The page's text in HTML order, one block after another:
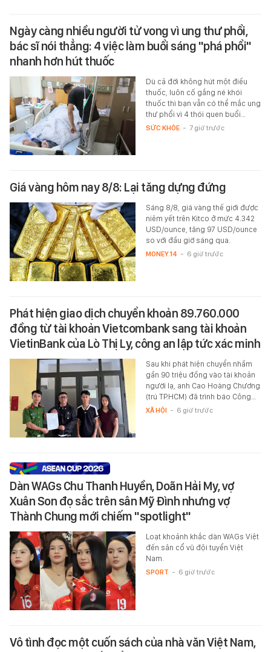
Ngày càng nhiều người tử vong vì ung thư phổi,
bác sĩ nói thẳng: 4 việc làm buổi sáng "phá phổi"
nhanh hơn hút thuốc
Dù cả đời không hút một điếu
thuốc, luôn cố gắng né khói
thuốc thì bạn vẫn có thể mắc ung
thư phổi vì 4 thói quen buổi…
SỨC KHỎE - 7 giờ trước
Giá vàng hôm nay 8/8: Lại tăng dựng đứng
Sáng 8/8, giá vàng thế giới được
niêm yết trên Kitco ở mức 4.342
USD/ounce, tăng 97 USD/ounce
so với đầu giờ sáng qua.
MONEY.14 - 6 giờ trước
Phát hiện giao dịch chuyển khoản 89.760.000
đồng từ tài khoản Vietcombank sang tài khoản
VietinBank của Lò Thị Ly, công an lập tức xác minh
Sau khi phát hiện chuyển nhầm
gần 90 triệu đồng vào tài khoản
người lạ, anh Cao Hoàng Chương
(trú TP.HCM) đã trình báo Công…
XÃ HỘI - 6 giờ trước
Dàn WAGs Chu Thanh Huyền, Doãn Hải My, vợ
Xuân Son đọ sắc trên sân Mỹ Đình nhưng vợ
Thành Chung mới chiếm "spotlight"
Loạt khoảnh khắc dàn WAGs Việt
đến sân cổ vũ đội tuyển Việt
Nam.
SPORT - 6 giờ trước
Vô tình đọc một cuốn sách của nhà văn Việt Nam,